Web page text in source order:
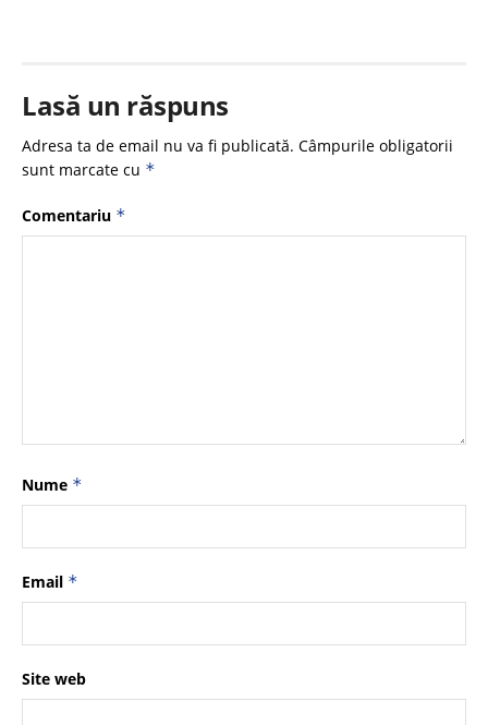
Lasă un răspuns
Adresa ta de email nu va fi publicată. Câmpurile obligatorii
sunt marcate cu *
Comentariu *
Nume *
Email *
Site web